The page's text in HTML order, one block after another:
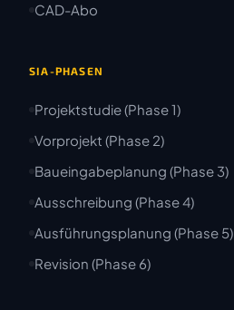
CAD-Abo
SIA-PHASEN
Projektstudie (Phase 1)
Vorprojekt (Phase 2)
Baueingabeplanung (Phase 3)
Ausschreibung (Phase 4)
Ausführungsplanung (Phase 5)
Revision (Phase 6)